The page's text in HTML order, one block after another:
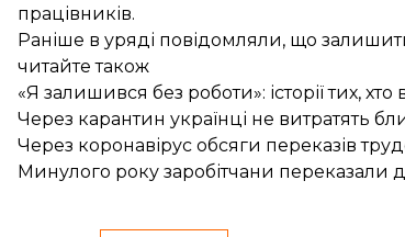
працівників.
Раніше в уряді повідомляли, що
читайте також
«Я залишився без роботи»: історії тих,
Через карантин українці не витратять
Через коронавірус обсяги переказів
Минулого року заробітчани переказали